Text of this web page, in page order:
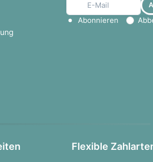
Aktion wählen
Abonnieren
Flexible